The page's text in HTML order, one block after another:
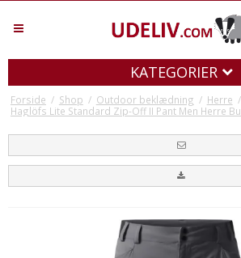
KATEGORIER
Forside / Shop / Outdoor beklædning / Herre /
Haglöfs Lite Standard Zip-Off II Pant Men Herre